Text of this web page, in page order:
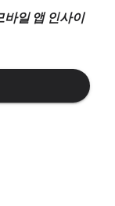
일 앱 인사이